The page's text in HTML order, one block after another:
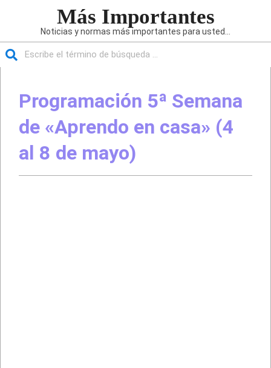
Más Importantes
Noticias y normas más importantes para usted...
navegación
principal
Programación 5ª Semana
de «Aprendo en casa» (4
al 8 de mayo)